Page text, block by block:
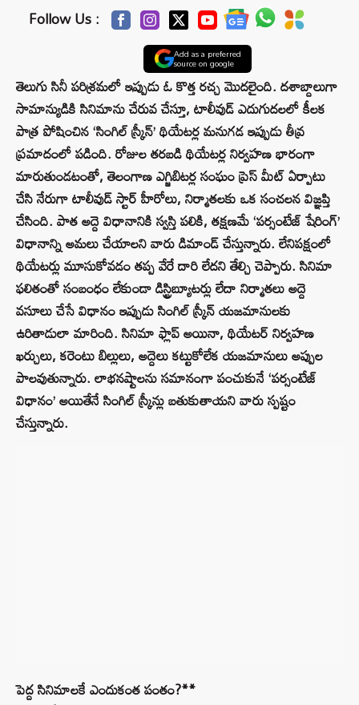
Follow Us :
Add as a preferred
source on google
తెలుగు సినీ పరిశ్రమలో ఇప్పుడు ఓ కొత్త రచ్చ మొదలైంది. దశాబ్దాలుగా
సామాన్యుడికి సినిమాను చేరువ చేస్తూ, టాలీవుడ్ ఎదుగుదలలో కీలక
పాత్ర పోషించిన ‘సింగిల్ స్క్రీన్’ థియేటర్ల మనుగడ ఇప్పుడు తీవ్ర
ప్రమాదంలో పడింది. రోజుల తరబడి థియేటర్ల నిర్వహణ భారంగా
మారుతుండటంతో, తెలంగాణ ఎగ్జిబిటర్ల సంఘం ప్రెస్ మీట్ ఏర్పాటు
చేసి నేరుగా టాలీవుడ్ స్టార్ హీరోలు, నిర్మాతలకు ఒక సంచలన విజ్ఞప్తి
చేసింది. పాత అద్దె విధానానికి స్వస్తి పలికి, తక్షణమే ‘పర్సంటేజ్ షేరింగ్’
విధానాన్ని అమలు చేయాలని వారు డిమాండ్ చేస్తున్నారు. లేనిపక్షంలో
థియేటర్లు మూసుకోవడం తప్ప వేరే దారి లేదని తేల్చి చెప్పారు. సినిమా
ఫలితంతో సంబంధం లేకుండా డిస్ట్రిబ్యూటర్లు లేదా నిర్మాతలు అద్దె
వసూలు చేసే విధానం ఇప్పుడు సింగిల్ స్క్రీన్ యజమానులకు
ఉరితాడులా మారింది. సినిమా ఫ్లాప్ అయినా, థియేటర్ నిర్వహణ
ఖర్చులు, కరెంటు బిల్లులు, అద్దెలు కట్టుకోలేక యజమానులు అప్పుల
పాలవుతున్నారు. లాభనష్టాలను సమానంగా పంచుకునే ‘పర్సంటేజ్
విధానం’ అయితేనే సింగిల్ స్క్రీన్లు బతుకుతాయని వారు స్పష్టం
చేస్తున్నారు.
పెద్ద సినిమాలకే ఎందుకంత పంతం?**